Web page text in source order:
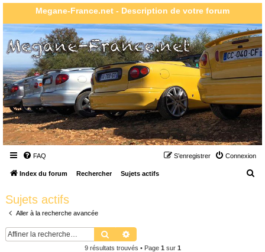
Megane-France.net - Description de votre forum
FAQ Connexion
S’enregistrer
Index du forum Rechercher Sujets actifs
Sujets actifs
Aller à la recherche avancée
Rechercher
9 résultats trouvés • Page 1 sur 1